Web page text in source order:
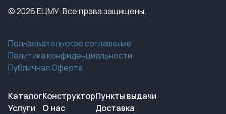
© 2026 ЕЦМУ. Все права защищены.
Пользовательское соглашение
Политика конфиденциальности
Публичная Оферта
Каталог
Услуги
Конструктор
О нас
Пункты выдачи
Доставка